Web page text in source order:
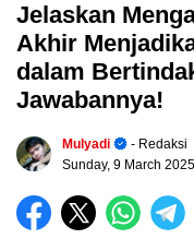
Jelaskan
Akhir
dalam
Jawabannya!
Mulyadi
- Redaksi
Sunday, 9 March 2025